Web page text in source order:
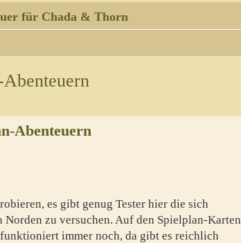
für Chada & Thorn
Abenteuern
es gibt genug Tester hier die sich
Norden zu versuchen. Auf den Spielplan-Karten
immer noch, da gibt es reichlich